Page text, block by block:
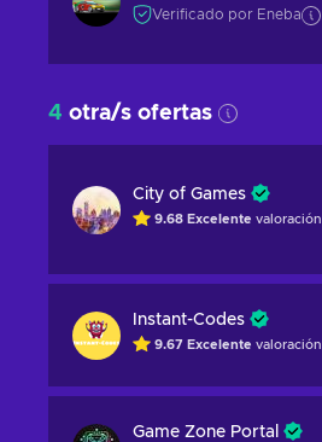
Verificado por Eneba
4 otra/s ofertas
City of Games
9.68 Excelente valoración
Instant-Codes
9.67 Excelente valoración
Game Zone Portal